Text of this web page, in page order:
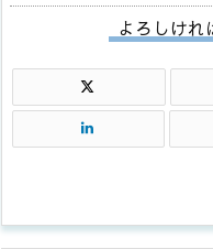
よろしけれ